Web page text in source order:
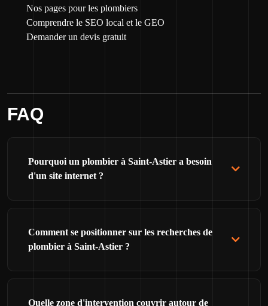
Nos pages pour les plombiers
Comprendre le SEO local et le GEO
Demander un devis gratuit
FAQ
Pourquoi un plombier à Saint-Astier a besoin
d'un site internet ?
Comment se positionner sur les recherches de
plombier à Saint-Astier ?
Quelle zone d'intervention couvrir autour de